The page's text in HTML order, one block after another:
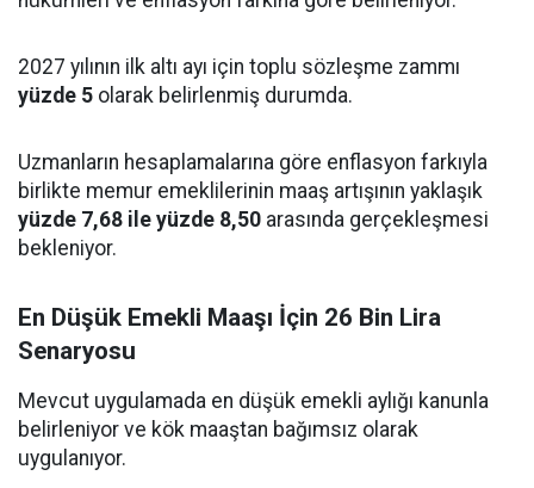
2027 yılının ilk altı ayı için toplu sözleşme zammı
yüzde 5 olarak belirlenmiş durumda.
Uzmanların hesaplamalarına göre enflasyon farkıyla
birlikte memur emeklilerinin maaş artışının yaklaşık
yüzde 7,68 ile yüzde 8,50 arasında gerçekleşmesi
bekleniyor.
En Düşük Emekli Maaşı İçin 26 Bin Lira
Senaryosu
Mevcut uygulamada en düşük emekli aylığı kanunla
belirleniyor ve kök maaştan bağımsız olarak
uygulanıyor.